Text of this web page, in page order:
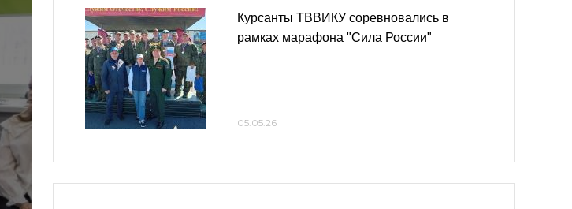
Курсанты ТВВИКУ соревновались в
рамках марафона "Сила России"
05.05.26